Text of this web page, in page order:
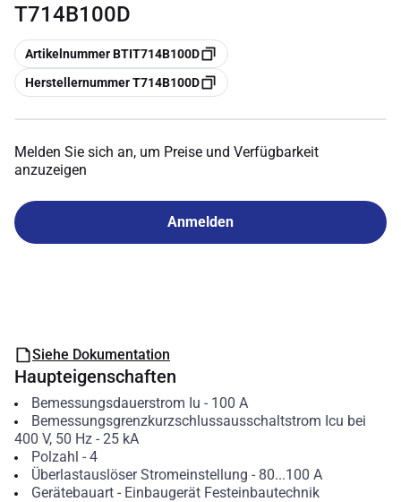
T714B100D
Kopieren
Artikelnummer BTIT714B100D
Kopieren
Herstellernummer T714B100D
Melden Sie sich an, um Preise und Verfügbarkeit
anzuzeigen
Anmelden
Siehe Dokumentation
Haupteigenschaften
Bemessungsdauerstrom Iu - 100 A
Bemessungsgrenzkurzschlussausschaltstrom Icu bei
400 V, 50 Hz - 25 kA
Polzahl - 4
Überlastauslöser Stromeinstellung - 80...100 A
Gerätebauart- Einbaugerät Festeinbautechnik